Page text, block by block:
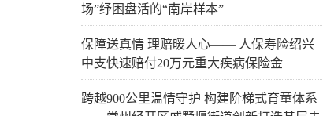
场”纾困盘活的“南岸样本”
保障送真情 理赔暖人心—— 人保寿险绍兴
中支快速赔付20万元重大疾病保险金
跨越900公里温情守护 构建阶梯式育童体系